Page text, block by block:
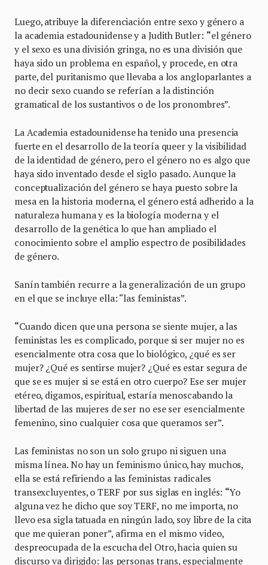
Luego, atribuye la diferenciación entre sexo y género a
la academia estadounidense y a Judith Butler: “el género
y el sexo es una división gringa, no es una división que
haya sido un problema en español, y procede, en otra
parte, del puritanismo que llevaba a los angloparlantes a
no decir sexo cuando se referían a la distinción
gramatical de los sustantivos o de los pronombres”.
La Academia estadounidense ha tenido una presencia
fuerte en el desarrollo de la teoría queer y la visibilidad
de la identidad de género, pero el género no es algo que
haya sido inventado desde el siglo pasado. Aunque la
conceptualización del género se haya puesto sobre la
mesa en la historia moderna, el género está adherido a la
naturaleza humana y es la biología moderna y el
desarrollo de la genética lo que han ampliado el
conocimiento sobre el amplio espectro de posibilidades
de género.
Sanín también recurre a la generalización de un grupo
en el que se incluye ella: “las feministas”.
“Cuando dicen que una persona se siente mujer, a las
feministas les es complicado, porque si ser mujer no es
esencialmente otra cosa que lo biológico, ¿qué es ser
mujer? ¿Qué es sentirse mujer? ¿Qué es estar segura de
que se es mujer si se está en otro cuerpo? Ese ser mujer
etéreo, digamos, espiritual, estaría menoscabando la
libertad de las mujeres de ser no ese ser esencialmente
femenino, sino cualquier cosa que queramos ser”.
Las feministas no son un solo grupo ni siguen una
misma línea. No hay un feminismo único, hay muchos,
ella se está refiriendo a las feministas radicales
transexcluyentes, o TERF por sus siglas en inglés: “Yo
alguna vez he dicho que soy TERF, no me importa, no
llevo esa sigla tatuada en ningún lado, soy libre de la cita
que me quieran poner”, afirma en el mismo video,
despreocupada de la escucha del Otro, hacia quien su
discurso va dirigido: las personas trans, especialmente